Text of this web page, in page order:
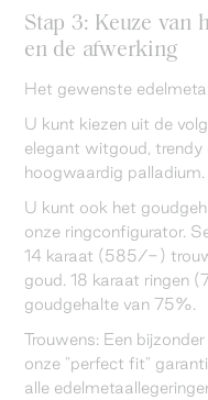
Stap 3: Keuze van
en de afwerking
Het gewenste
U kunt kiezen uit de
elegant witgoud, trendy
hoogwaardig palladium.
U kunt ook het
onze ringconfigurator.
14 karaat (585/-)
goud. 18 karaat ringen
goudgehalte van 75%.
Trouwens: Een
onze "perfect fit"
alle